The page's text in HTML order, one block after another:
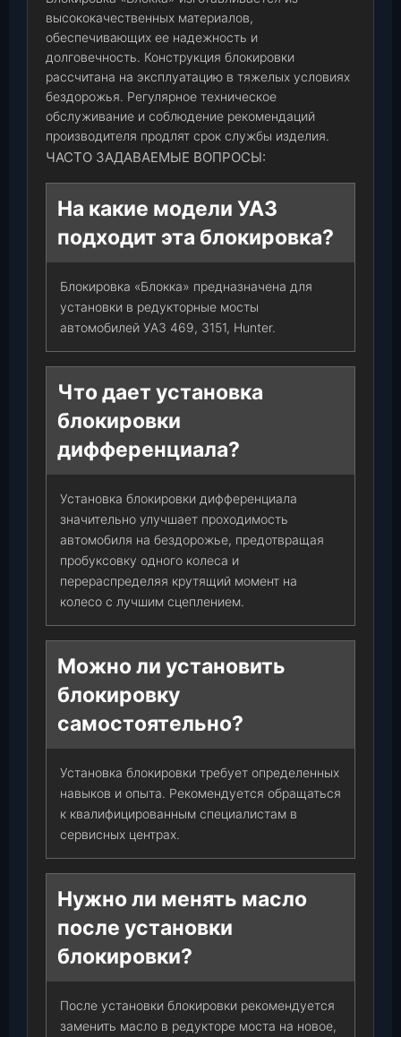
высококачественных материалов,
обеспечивающих ее надежность и
долговечность. Конструкция блокировки
рассчитана на эксплуатацию в тяжелых условиях
бездорожья. Регулярное техническое
обслуживание и соблюдение рекомендаций
производителя продлят срок службы изделия.
ЧАСТО ЗАДАВАЕМЫЕ ВОПРОСЫ:
На какие модели УАЗ
подходит эта блокировка?
Блокировка «Блокка» предназначена для
установки в редукторные мосты
автомобилей УАЗ 469, 3151, Hunter.
Что дает установка
блокировки
дифференциала?
Установка блокировки дифференциала
значительно улучшает проходимость
автомобиля на бездорожье, предотвращая
пробуксовку одного колеса и
перераспределяя крутящий момент на
колесо с лучшим сцеплением.
Можно ли установить
блокировку
самостоятельно?
Установка блокировки требует определенных
навыков и опыта. Рекомендуется обращаться
к квалифицированным специалистам в
сервисных центрах.
Нужно ли менять масло
после установки
блокировки?
После установки блокировки рекомендуется
заменить масло в редукторе моста на новое,